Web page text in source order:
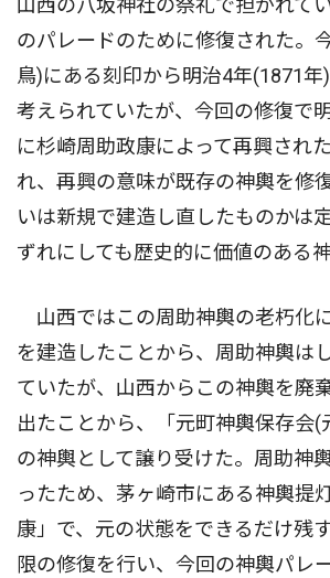
山西の八坂神社の祭礼で担がれて
のパレードのために修復された。
鳥)にある刻印から明治4年(1871年
考えられていたが、今回の修復で
に杉崎周助政康によって再興され
れ、再興の意味が既存の神輿を修
いは新規で建造し直したものかは
ずれにしても歴史的に価値のある
山西ではこの周助神輿の老朽化
を建造したことから、周助神輿は
ていたが、山西からこの神輿を廃
出たことから、「元町神輿保存会(
の神輿として譲り受けた。周助神
ったため、茅ヶ崎市にある神輿提
康」で、元の状態をできるだけ残
限の修復を行い、今回の神輿パレ